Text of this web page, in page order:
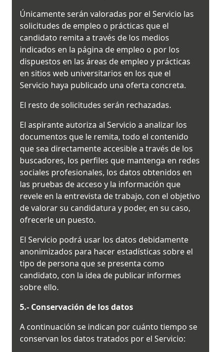
Únicamente serán valoradas por el Servicio las
solicitudes de empleo o prácticas que el
candidato remita a través de los medios
indicados en la página de empleo o por los
dispuestos en las áreas de empleo y prácticas
en sitios web universitarios en los que el
Servicio haya publicado una oferta concreta.
El resto de solicitudes serán rechazadas.
El aspirante autoriza al Servicio a analizar los
documentos que le remita, todo el contenido
que sea directamente accesible a través de los
buscadores, los perfiles que mantenga en redes
sociales profesionales, los datos obtenidos en
las pruebas de acceso y la información que
revele en la entrevista de trabajo, con el objetivo
de valorar su candidatura y poder, en su caso,
ofrecerle un puesto.
El Servicio podrá usar los datos debidamente
anonimizados para hacer estadísticas sobre el
tipo de persona que se presenta como
candidato, con la idea de publicar informes
sobre ello.
5.- Conservación de los datos
A continuación se indican por cuánto tiempo se
conservan los datos tratados por el Servicio: